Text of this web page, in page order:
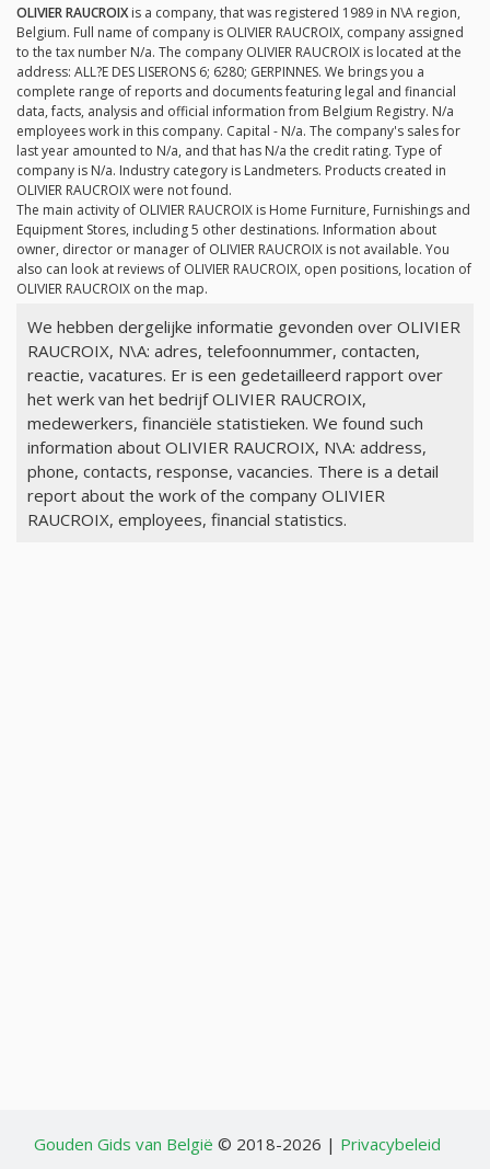
OLIVIER RAUCROIXis a company, that was registered 1989 in N\A region,
Belgium. Full name of company is OLIVIER RAUCROIX, company assigned
to the tax number N/a. The company OLIVIER RAUCROIX is located at the
address: ALL?E DES LISERONS 6; 6280; GERPINNES. We brings you a
complete range of reports and documents featuring legal and financial
data, facts, analysis and official information from Belgium Registry. N/a
employees work in this company. Capital - N/a. The company's sales for
last year amounted to N/a, and that has N/a the credit rating. Type of
company is N/a. Industry category is Landmeters. Products created in
OLIVIER RAUCROIX were not found.
The main activity of OLIVIER RAUCROIX is Home Furniture, Furnishings and
Equipment Stores, including 5 other destinations. Information about
owner, director or manager of OLIVIER RAUCROIX is not available. You
also can look at reviews of OLIVIER RAUCROIX, open positions, location of
OLIVIER RAUCROIX on the map.
We hebben dergelijke informatie gevonden over OLIVIER
RAUCROIX, N\A: adres, telefoonnummer, contacten,
reactie, vacatures. Er is een gedetailleerd rapport over
het werk van het bedrijf OLIVIER RAUCROIX,
medewerkers, financiële statistieken. We found such
information about OLIVIER RAUCROIX, N\A: address,
phone, contacts, response, vacancies. There is a detail
report about the work of the company OLIVIER
RAUCROIX, employees, financial statistics.
Gouden Gids van België © 2018-2026 | Privacybeleid